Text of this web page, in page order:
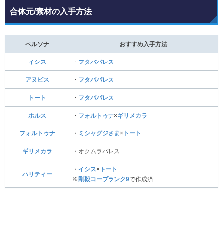
合体元/素材の入手方法
ペルソナ おすすめ入手方法
イシス ・ フタバパレス
アヌビス ・ フタバパレス
トート ・ フタバパレス
ホルス ・ フォルトゥナ×ギリメカラ
フォルトゥナ ・ ミシャグジさま × トート
ギリメカラ ・オクムラパレス
ハリティー
・ イシス× トート
※ 剛毅コープランク9で作成済